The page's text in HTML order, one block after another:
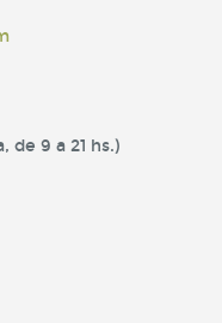
de 9 a 21 hs.)